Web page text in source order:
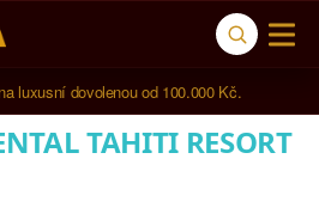
luxusní dovolenou od 100.000 Kč.
TAHITI RESORT